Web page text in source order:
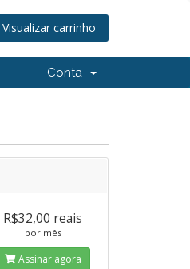
Visualizar carrinho
Conta
R$32,00 reais
por mês
Assinar agora